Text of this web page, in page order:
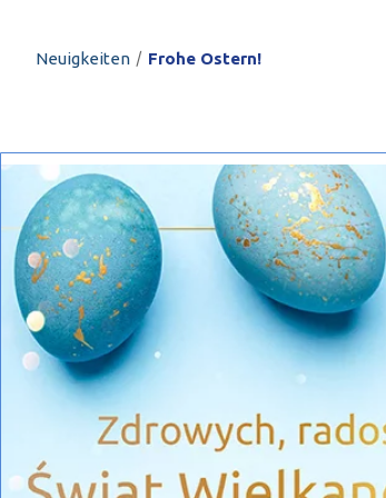
Neuigkeiten / Frohe Ostern!